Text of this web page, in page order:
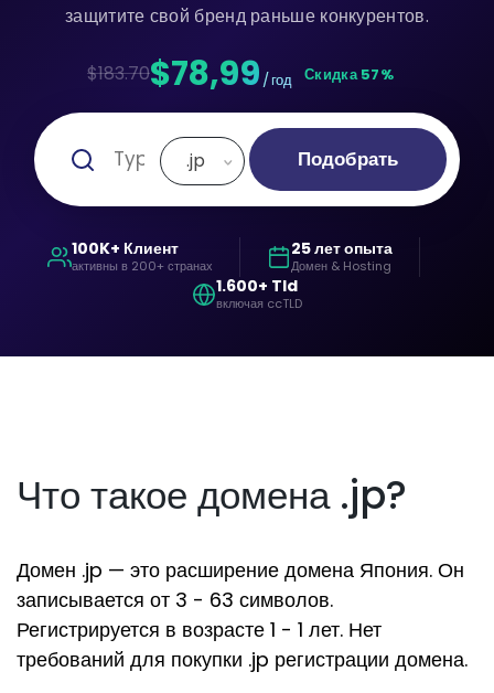
защитите свой бренд раньше конкурентов.
$183.70$78,99 / год Скидка 57%
.jp Подобрать
100K+ Клиент
активны в 200+ странах
25 лет опыта
Домен & Hosting
1.600+ Tld
включая ccTLD
Что такое домена .jp?
Домен .jp — это расширение домена Япония. Он
записывается от 3 - 63 символов.
Регистрируется в возрасте 1 - 1 лет. Нет
требований для покупки .jp регистрации домена.